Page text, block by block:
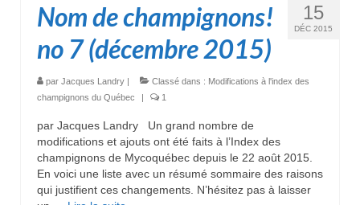
15
DÉC 2015
Nom de champignons!
no 7 (décembre 2015)
par Jacques Landry Classé dans : Modifications à l'index des
champignons du Québec
1
par Jacques Landry Un grand nombre de
modifications et ajouts ont été faits à l’Index des
champignons de Mycoquébec depuis le 22 août 2015.
En voici une liste avec un résumé sommaire des raisons
qui justifient ces changements. N’hésitez pas à laisser